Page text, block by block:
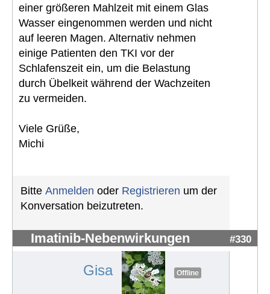
einer größeren Mahlzeit mit einem Glas
Wasser eingenommen werden und nicht
auf leeren Magen. Alternativ nehmen
einige Patienten den TKI vor der
Schlafenszeit ein, um die Belastung
durch Übelkeit während der Wachzeiten
zu vermeiden.
Viele Grüße,
Michi
Bitte Anmelden oder Registrieren um der
Konversation beizutreten.
Imatinib-Nebenwirkungen #330
Gisa Offline